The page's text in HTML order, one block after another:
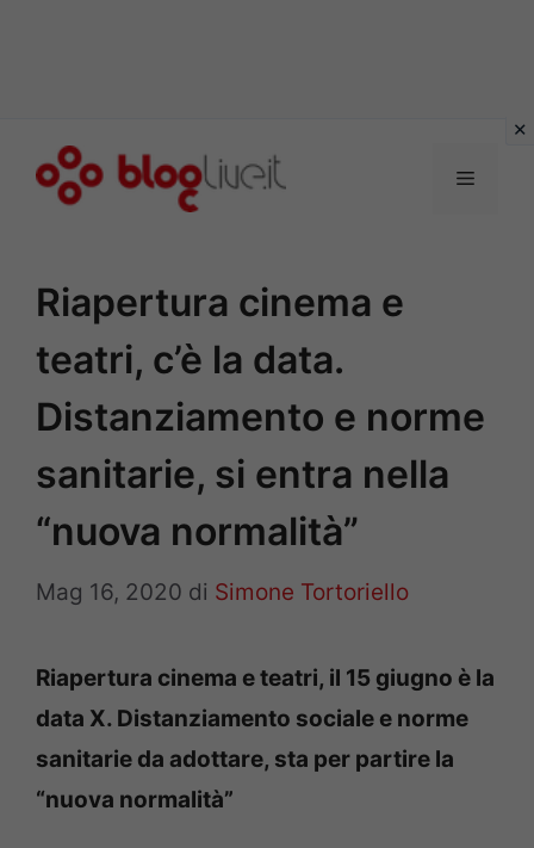
Menu
Riapertura cinema e
teatri, c’è la data.
Distanziamento e norme
sanitarie, si entra nella
“nuova normalità”
Mag 16, 2020 di Simone Tortoriello
Riapertura cinema e teatri, il 15 giugno è la
data X. Distanziamento sociale e norme
sanitarie da adottare, sta per partire la
“nuova normalità”